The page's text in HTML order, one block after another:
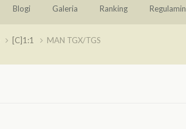
Blogi Galeria Ranking Regulamin
[C]1:1 MAN TGX/TGS